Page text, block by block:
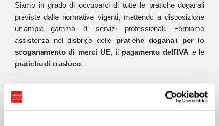
Siamo in grado di occuparci di tutte le pratiche doganali
previste dalle normative vigenti, mettendo a disposizione
un’ampia gamma di servizi professionali. Forniamo
assistenza nel disbrigo delle pratiche doganali per lo
sdoganamento di merci UE, il pagamento dell’IVA e le
pratiche di trasloco.
realizzare qualsiasi adempimento doganale, per evitare
contrattempi e assicurare un transito conforme alle